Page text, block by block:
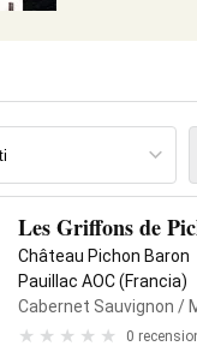
Les Griffons de
Château Pichon Baron
Pauillac AOC (Francia)
Cabernet Sauvignon /
0